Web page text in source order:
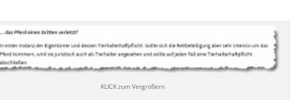
KLICK zum Vergrößern